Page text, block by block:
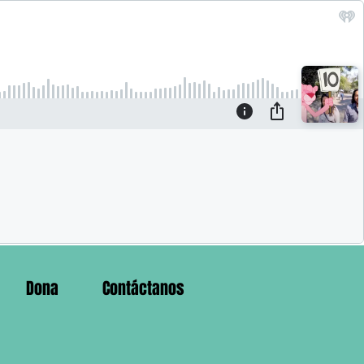
Dona Contáctanos